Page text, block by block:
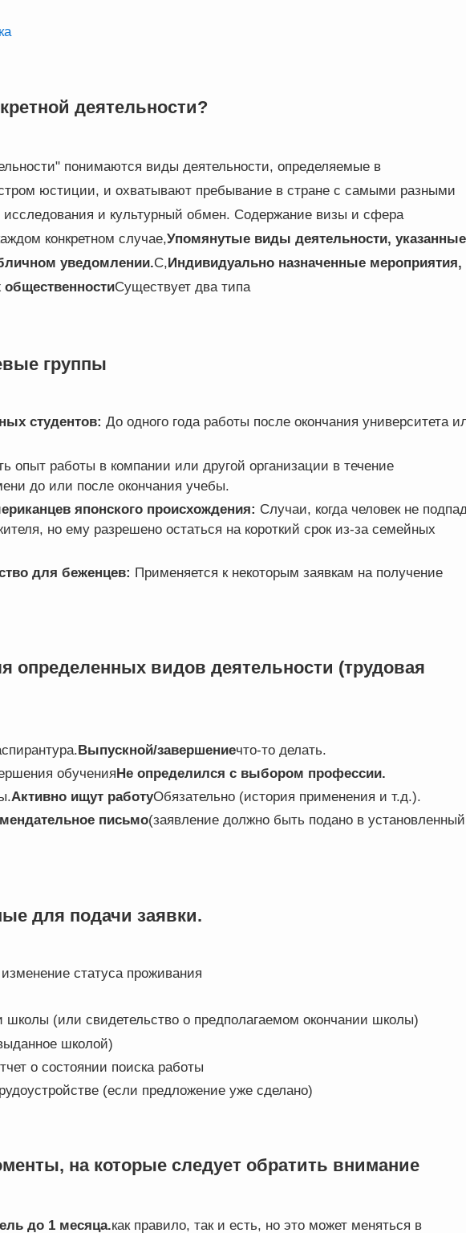
деятельности?
понимаются виды деятельности, определяемые в
юстиции, и охватывают пребывание в стране с самыми разными
исследования и культурный обмен. Содержание визы и сфера
конкретном случае,Упомянутые виды деятельности, указанные
уведомлении.С,Индивидуально назначенные мероприятия,
Существует два типа
группы
студентов: До одного года работы после окончания университета
опыт работы в компании или другой организации в течение
до или после окончания учебы.
японского происхождения: Случаи, когда человек не
но ему разрешено остаться на короткий срок из-за семейных
для беженцев: Применяется к некоторым заявкам на получение
определенных видов деятельности (трудовая
Выпускной/завершениечто-то делать.
обученияНе определился с выбором профессии.
Активно ищут работуОбязательно (история применения и т.д.).
письмо(заявление должно быть подано в установленный
для подачи заявки.
статуса проживания
школы (или свидетельство о предполагаемом окончании школы)
школой)
о состоянии поиска работы
(если предложение уже сделано)
на которые следует обратить внимание
до 1 месяца.как правило, так и есть, но это может меняться в